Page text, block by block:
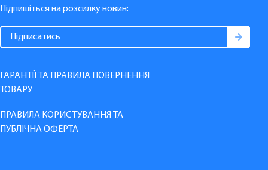
Підпишіться на розсилку новин:
ГАРАНТІЇ ТА ПРАВИЛА ПОВЕРНЕННЯ
ТОВАРУ
ПРАВИЛА КОРИСТУВАННЯ ТА
ПУБЛІЧНА ОФЕРТА